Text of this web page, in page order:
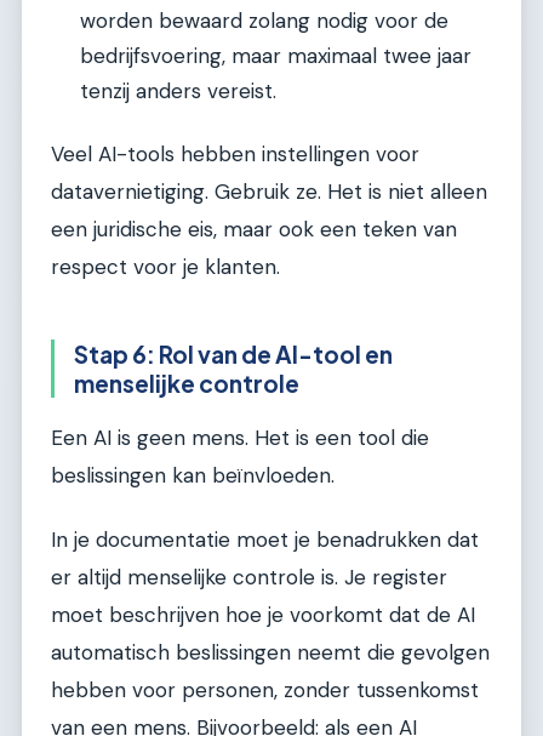
worden bewaard zolang nodig voor de
bedrijfsvoering, maar maximaal twee jaar
tenzij anders vereist.
Veel AI-tools hebben instellingen voor
datavernietiging. Gebruik ze. Het is niet alleen
een juridische eis, maar ook een teken van
respect voor je klanten.
Stap 6: Rol van de AI-tool en
menselijke controle
Een AI is geen mens. Het is een tool die
beslissingen kan beïnvloeden.
In je documentatie moet je benadrukken dat
er altijd menselijke controle is. Je register
moet beschrijven hoe je voorkomt dat de AI
automatisch beslissingen neemt die gevolgen
hebben voor personen, zonder tussenkomst
van een mens. Bijvoorbeeld: als een AI